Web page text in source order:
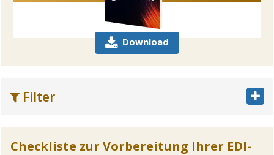
Download
Filter
Checkliste zur Vorbereitung Ihrer EDI-